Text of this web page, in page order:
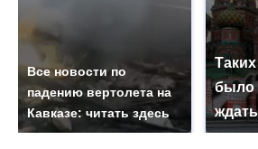
Все новости по
падению вертолета на
Кавказе: читать здесь
было